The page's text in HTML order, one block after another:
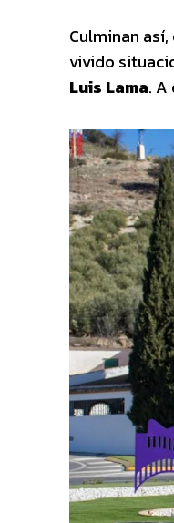
Culminan
vivido
Luis Lama. A